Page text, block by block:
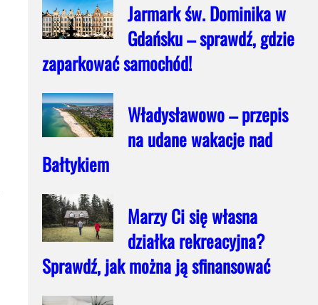
Jarmark św. Dominika w
Gdańsku – sprawdź, gdzie
zaparkować samochód!
Władysławowo – przepis
na udane wakacje nad
Bałtykiem
Marzy Ci się własna
działka rekreacyjna?
Sprawdź, jak można ją sfinansować